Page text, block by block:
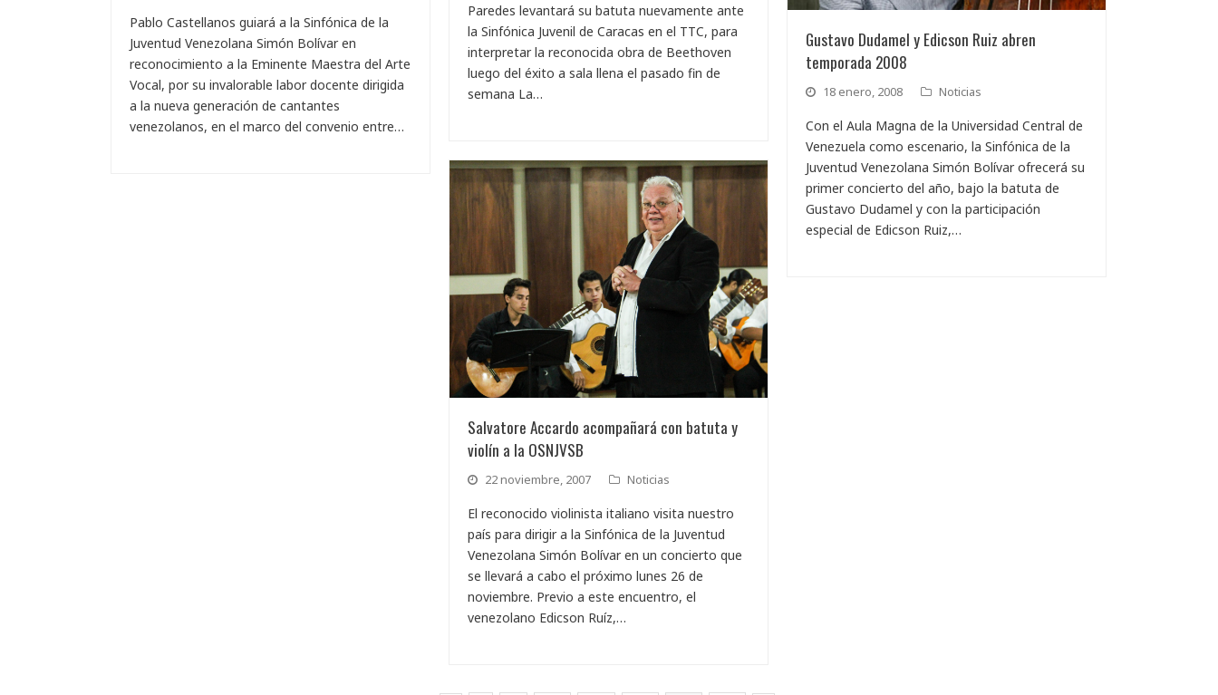
Pablo Castellanos guiará a la Sinfónica de la
Juventud Venezolana Simón Bolívar en
reconocimiento a la Eminente Maestra del Arte
Vocal, por su invalorable labor docente dirigida
a la nueva generación de cantantes
venezolanos, en el marco del convenio entre…
Gustavo Dudamel y Edicson Ruiz abren
temporada 2008
18 enero, 2008 Noticias
Con el Aula Magna de la Universidad Central de
Venezuela como escenario, la Sinfónica de la
Juventud Venezolana Simón Bolívar ofrecerá su
primer concierto del año, bajo la batuta de
Gustavo Dudamel y con la participación
especial de Edicson Ruiz,…
Paredes levantará su batuta nuevamente ante
la Sinfónica Juvenil de Caracas en el TTC, para
interpretar la reconocida obra de Beethoven
luego del éxito a sala llena el pasado fin de
semana La…
Salvatore Accardo acompañará con batuta y
violín a la OSNJVSB
22 noviembre, 2007 Noticias
El reconocido violinista italiano visita nuestro
país para dirigir a la Sinfónica de la Juventud
Venezolana Simón Bolívar en un concierto que
se llevará a cabo el próximo lunes 26 de
noviembre. Previo a este encuentro, el
venezolano Edicson Ruíz,…